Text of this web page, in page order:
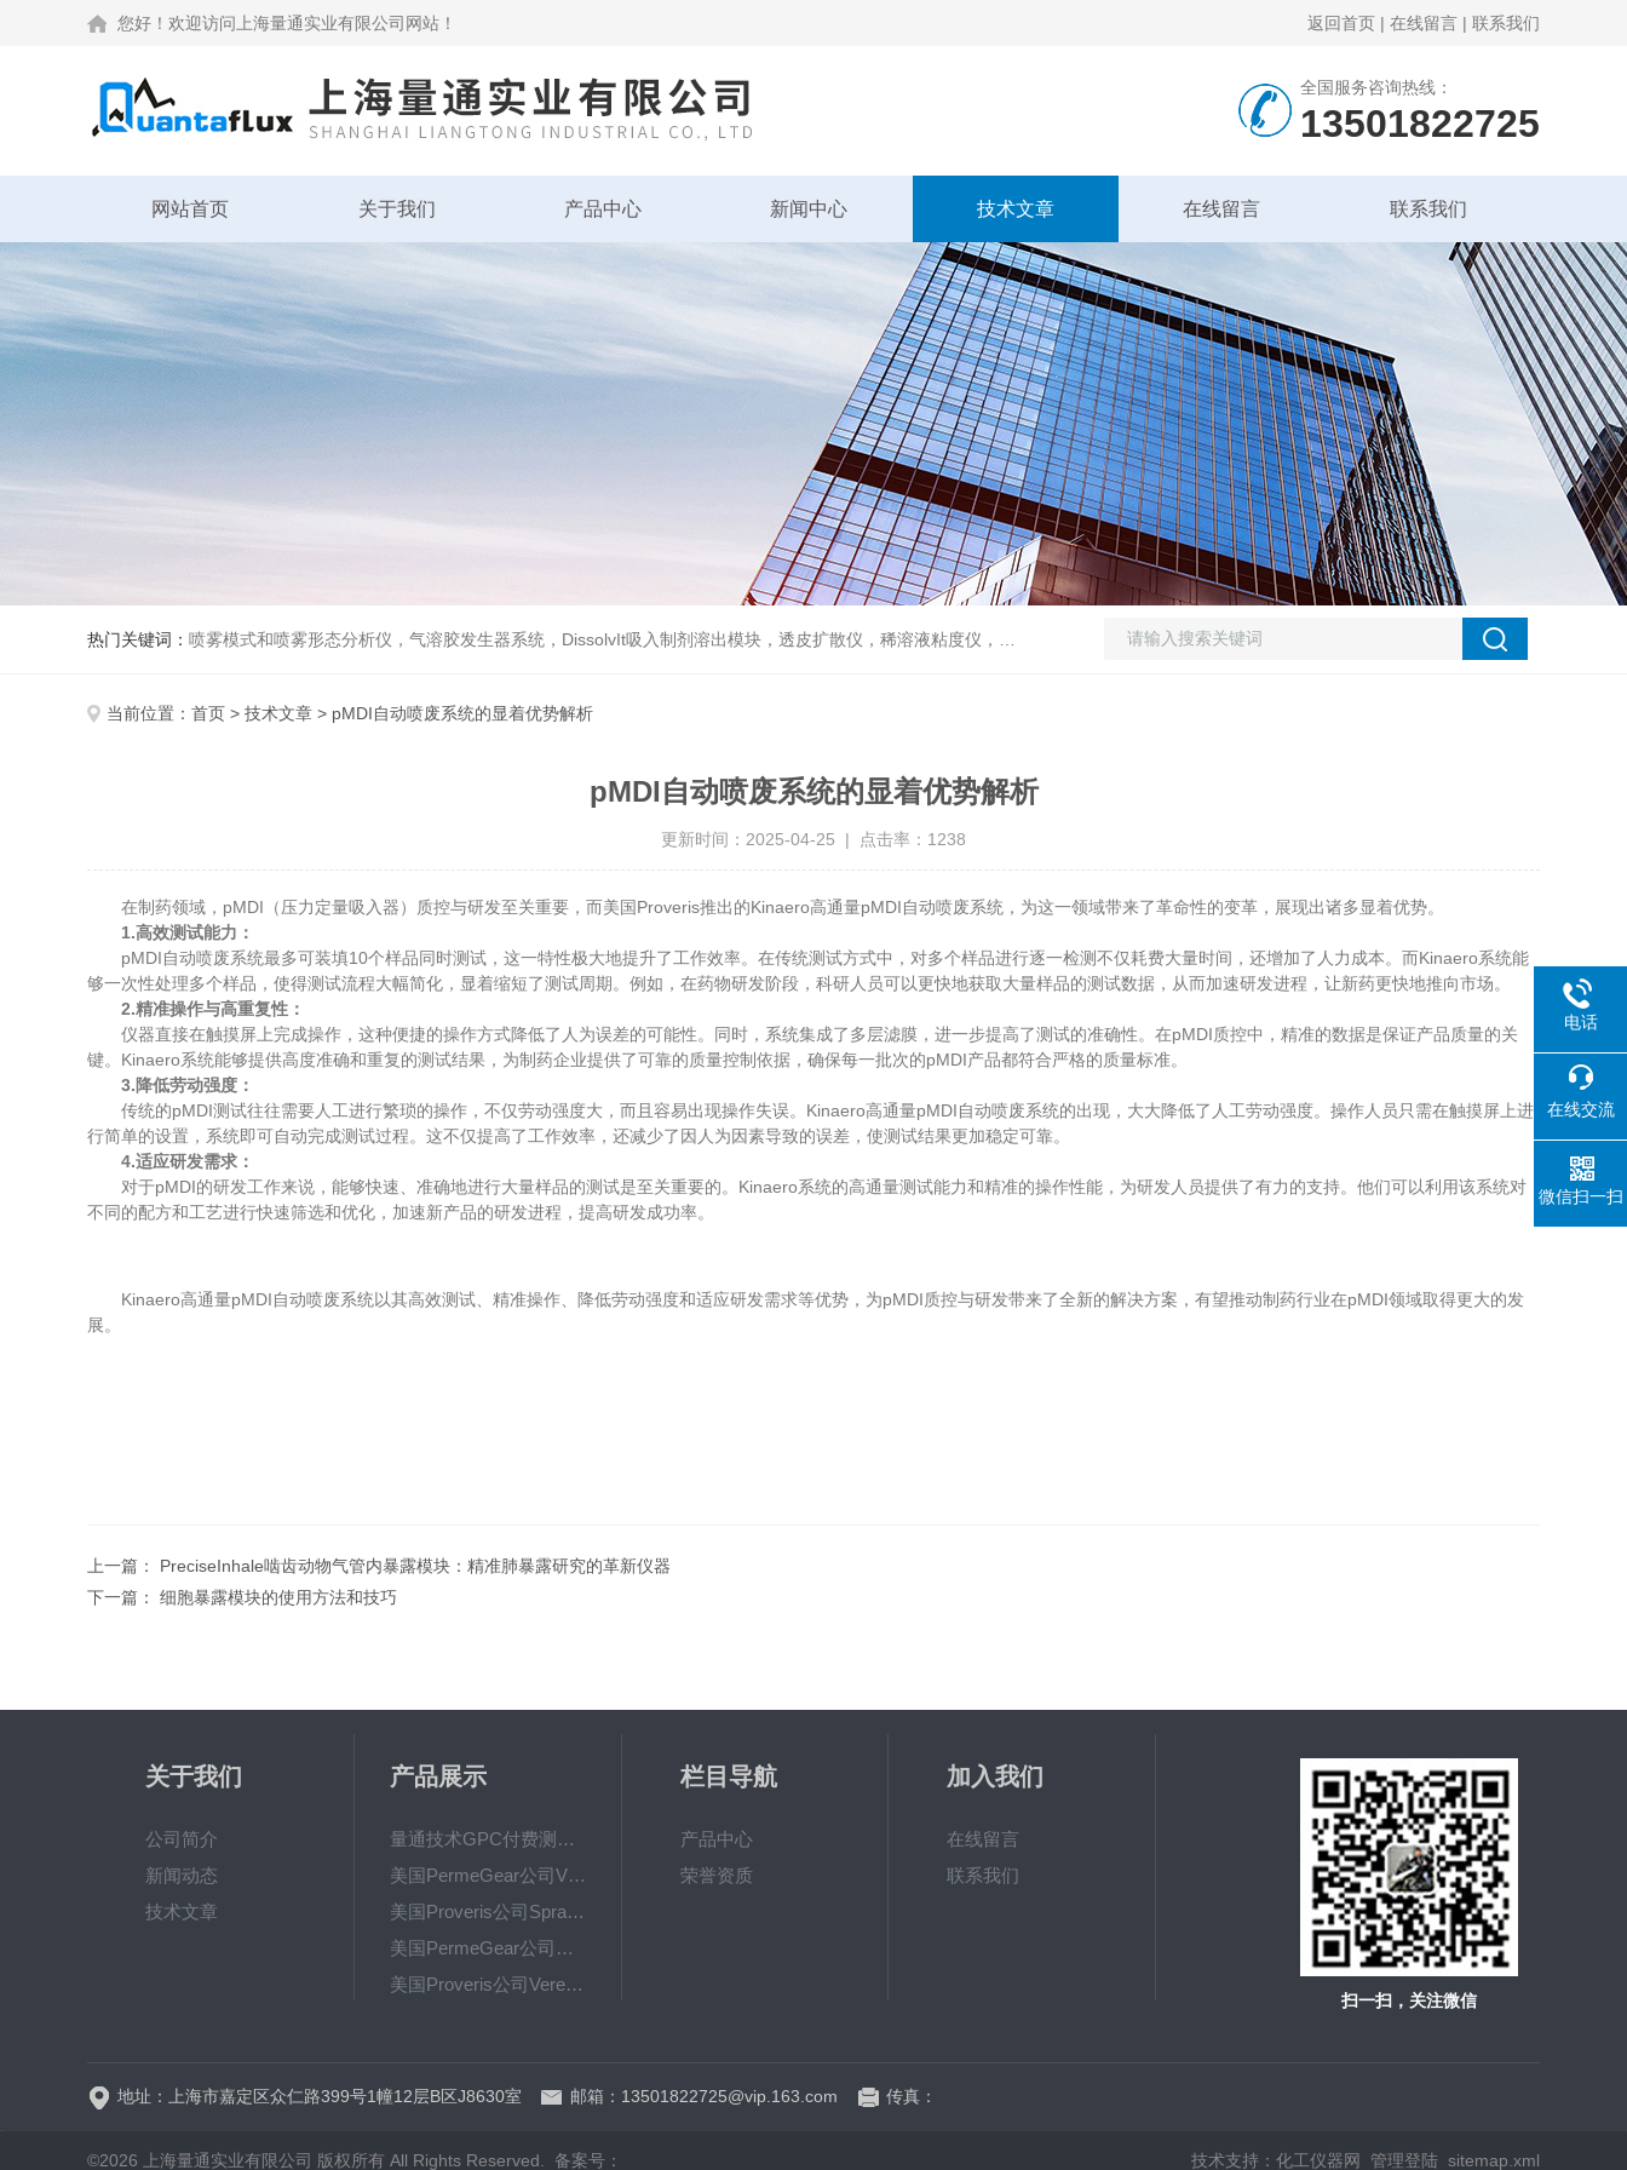
您好！欢迎访问上海量通实业有限公司网站！ 返回首页 | 在线留言 | 联系我们
全国服务咨询热线：
13501822725
网站首页 关于我们 产品中心 新闻中心 技术文章 在线留言 联系我们
热门关键词： 喷雾模式和喷雾形态分析仪，气溶胶发生器系统，DissolvIt吸入制剂溶出模块，透皮扩散仪，稀溶液粘度仪，相对粘度仪，自动触发器，高通量pMDI自动喷废系统，泵输出量和喷雾含量均匀度分析仪，粒度仪，固体表面ZETA电位分析仪，纳米粒度与ZETA电位分析仪，粉体流变仪，喷雾粒度仪
当前位置： 首页 > 技术文章 > pMDI自动喷废系统的显着优势解析
pMDI自动喷废系统的显着优势解析
更新时间：2025-04-25 | 点击率：1238
在制药领域，pMDI（压力定量吸入器）质控与研发至关重要，而美国Proveris推出的Kinaero高通量pMDI自动喷废系统，为这一领域带来了革命性的变革，展现出诸多显着优势。
1.高效测试能力：
pMDI自动喷废系统最多可装填10个样品同时测试，这一特性极大地提升了工作效率。在传统测试方式中，对多个样品进行逐一检测不仅耗费大量时间，还增加了人力成本。而Kinaero系统能
够一次性处理多个样品，使得测试流程大幅简化，显着缩短了测试周期。例如，在药物研发阶段，科研人员可以更快地获取大量样品的测试数据，从而加速研发进程，让新药更快地推向市场。
2.精准操作与高重复性：
仪器直接在触摸屏上完成操作，这种便捷的操作方式降低了人为误差的可能性。同时，系统集成了多层滤膜，进一步提高了测试的准确性。在pMDI质控中，精准的数据是保证产品质量的关
键。Kinaero系统能够提供高度准确和重复的测试结果，为制药企业提供了可靠的质量控制依据，确保每一批次的pMDI产品都符合严格的质量标准。
3.降低劳动强度：
传统的pMDI测试往往需要人工进行繁琐的操作，不仅劳动强度大，而且容易出现操作失误。Kinaero高通量pMDI自动喷废系统的出现，大大降低了人工劳动强度。操作人员只需在触摸屏上进
行简单的设置，系统即可自动完成测试过程。这不仅提高了工作效率，还减少了因人为因素导致的误差，使测试结果更加稳定可靠。
4.适应研发需求：
对于pMDI的研发工作来说，能够快速、准确地进行大量样品的测试是至关重要的。Kinaero系统的高通量测试能力和精准的操作性能，为研发人员提供了有力的支持。他们可以利用该系统对
不同的配方和工艺进行快速筛选和优化，加速新产品的研发进程，提高研发成功率。
Kinaero高通量pMDI自动喷废系统以其高效测试、精准操作、降低劳动强度和适应研发需求等优势，为pMDI质控与研发带来了全新的解决方案，有望推动制药行业在pMDI领域取得更大的发
展。
上一篇： PreciseInhale啮齿动物气管内暴露模块：精准肺暴露研究的革新仪器
下一篇： 细胞暴露模块的使用方法和技巧
关于我们
公司简介
新闻动态
技术文章
产品展示
量通技术GPC付费测试服务/分子量测试
美国PermeGear公司V系列垂直型透皮扩散仪
美国Proveris公司SprayVIEW喷雾模式和喷雾形态分析仪
美国PermeGear公司H系列水平式透皮扩散仪
美国Proveris公司Vereo系列自动触发器
栏目导航
产品中心
荣誉资质
加入我们
在线留言
联系我们
扫一扫，关注微信
地址：上海市嘉定区众仁路399号1幢12层B区J8630室 邮箱：13501822725@vip.163.com 传真：
©2026 上海量通实业有限公司 版权所有 All Rights Reserved. 备案号： 技术支持： 化工仪器网 管理登陆 sitemap.xml
电话
在线交流
微信扫一扫